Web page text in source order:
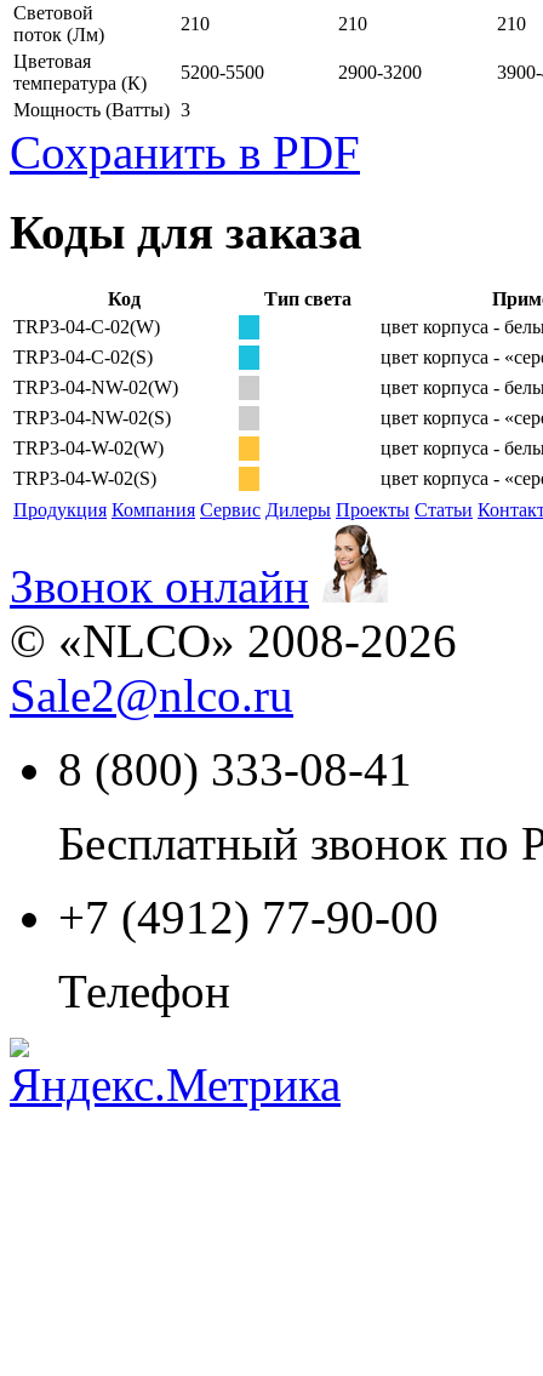
Световой
поток (Лм)
210 210
210
Цветовая
температура (К)
5200-5500 2900-3200
Мощность (Ватты) 3
Сохранить в PDF
Коды для заказа
Код Тип света
TRP3-04-C-02(W)
цвет корпуса -
TRP3-04-C-02(S)
цвет корпуса -
TRP3-04-NW-02(W)
цвет корпуса -
TRP3-04-NW-02(S)
цвет корпуса -
TRP3-04-W-02(W)
цвет корпуса -
TRP3-04-W-02(S)
цвет корпуса -
Продукция Компания Сервис Дилеры Проекты Статьи
Звонок онлайн
© «NLCO» 2008-2026
Sale2@nlco.ru
8 (800) 333-08-41
Бесплатный звонок по
+7 (4912) 77-90-00
Телефон